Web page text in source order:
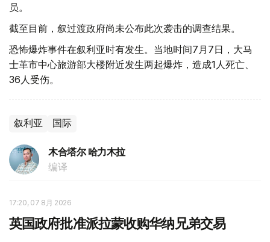
员。
截至目前，叙过渡政府尚未公布此次袭击的调查结果。
恐怖爆炸事件在叙利亚时有发生。当地时间7月7日，大马
士革市中心旅游部大楼附近发生两起爆炸，造成1人死亡、
36人受伤。
叙利亚 国际
木合塔尔 哈力木拉
编译
17:20, 07 8月 2026
英国政府批准派拉蒙收购华纳兄弟交易